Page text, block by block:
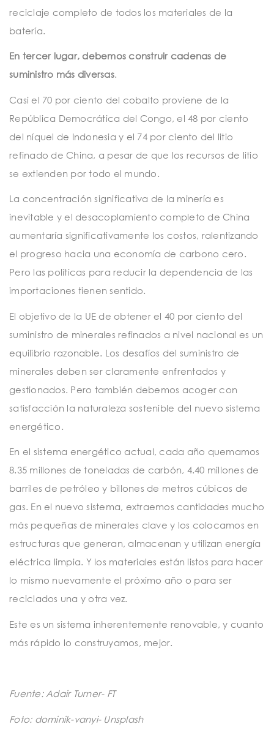
reciclaje completo de todos los materiales de la
batería.
En tercer lugar, debemos construir cadenas de
suministro más diversas.
Casi el 70 por ciento del cobalto proviene de la
República Democrática del Congo, el 48 por ciento
del níquel de Indonesia y el 74 por ciento del litio
refinado de China, a pesar de que los recursos de litio
se extienden por todo el mundo.
La concentración significativa de la minería es
inevitable y el desacoplamiento completo de China
aumentaría significativamente los costos, ralentizando
el progreso hacia una economía de carbono cero.
Pero las políticas para reducir la dependencia de las
importaciones tienen sentido.
El objetivo de la UE de obtener el 40 por ciento del
suministro de minerales refinados a nivel nacional es un
equilibrio razonable. Los desafíos del suministro de
minerales deben ser claramente enfrentados y
gestionados. Pero también debemos acoger con
satisfacción la naturaleza sostenible del nuevo sistema
energético.
En el sistema energético actual, cada año quemamos
8.35 millones de toneladas de carbón, 4.40 millones de
barriles de petróleo y billones de metros cúbicos de
gas. En el nuevo sistema, extraemos cantidades mucho
más pequeñas de minerales clave y los colocamos en
estructuras que generan, almacenan y utilizan energía
eléctrica limpia. Y los materiales están listos para hacer
lo mismo nuevamente el próximo año o para ser
reciclados una y otra vez.
Este es un sistema inherentemente renovable, y cuanto
más rápido lo construyamos, mejor.
Fuente: Adair Turner- FT
Foto: dominik-vanyi- Unsplash